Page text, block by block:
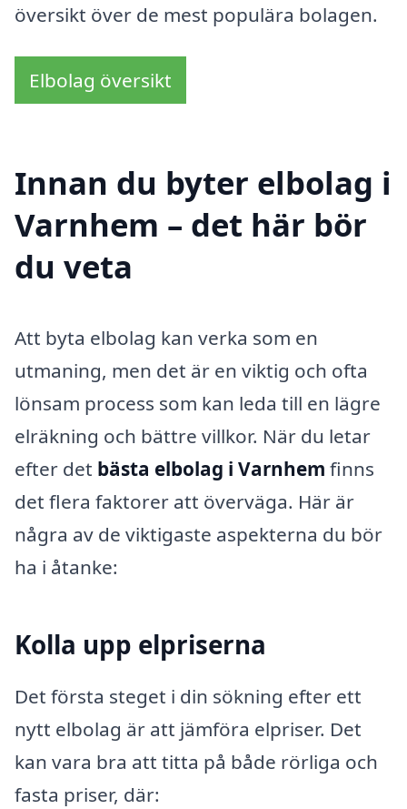
översikt över de mest populära bolagen.
Elbolag översikt
Innan du byter elbolag i
Varnhem – det här bör
du veta
Att byta elbolag kan verka som en
utmaning, men det är en viktig och ofta
lönsam process som kan leda till en lägre
elräkning och bättre villkor. När du letar
efter det bästa elbolag i Varnhem finns
det flera faktorer att överväga. Här är
några av de viktigaste aspekterna du bör
ha i åtanke:
Kolla upp elpriserna
Det första steget i din sökning efter ett
nytt elbolag är att jämföra elpriser. Det
kan vara bra att titta på både rörliga och
fasta priser, där: